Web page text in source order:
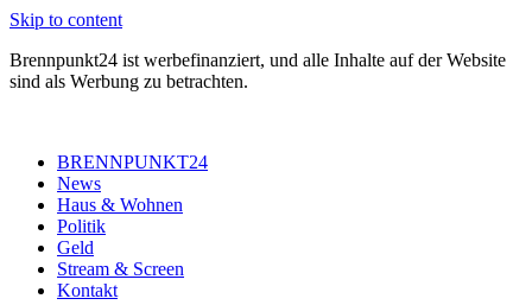
Skip to content
Brennpunkt24 ist werbefinanziert, und alle Inhalte auf der Website
sind als Werbung zu betrachten.
BRENNPUNKT24
News
Haus & Wohnen
Politik
Geld
Stream & Screen
Kontakt